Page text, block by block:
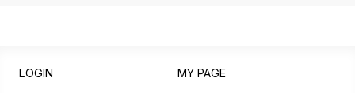
LOGIN MY PAGE